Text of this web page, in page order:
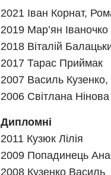
2021 Іван Корнат,
2019 Мар’ян Іваночко
2018 Віталій
2017 Тарас Приймак
2007 Василь
2006 Світлана Нінова
Дипломні
2011 Кузюк Лілія
2009 Попадинець
2008 Кузенко Василь